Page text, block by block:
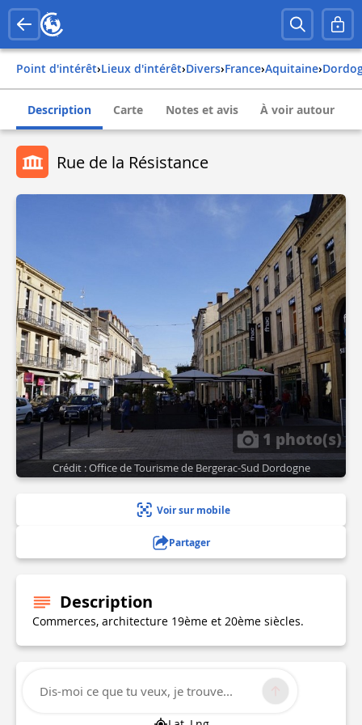
Point d'intérêt› Lieux d'intérêt› Divers› france› aquitaine›
Description Carte Notes et avis À voir autour
Rue de la Résistance
1 photo(s)
Crédit : Office de Tourisme de Bergerac-Sud Dordogne
Voir sur mobile
Partager
Description
Commerces, architecture 19ème et 20ème siècles.
Informations techniques
Dis-moi ce que tu veux, je trouve...